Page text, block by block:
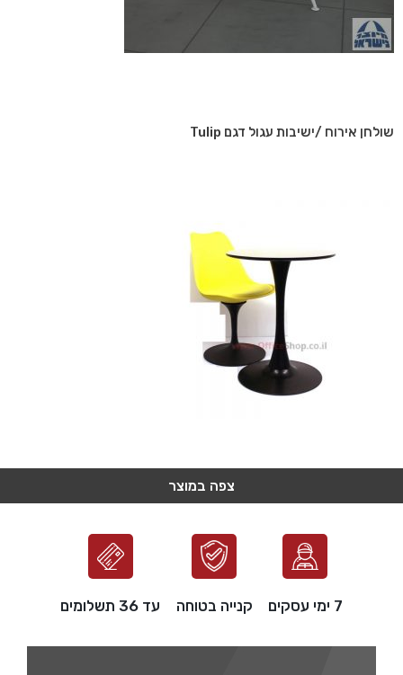
צפה במוצר
צפה במוצר
צפה במוצר
צפה במוצר
שולחן אירוח /ישיבות עגול דגם Tulip
צפה במוצר
7 ימי עסקים קנייה בטוחה עד 36 תשלומים